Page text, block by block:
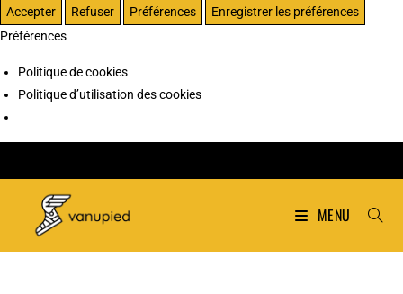
Accepter Refuser Préférences
Enregistrer les préférences
Préférences
Politique de cookies
Politique d’utilisation des cookies
MENU